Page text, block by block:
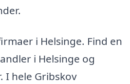
i Helsinge. Find en
i Helsinge og
I hele Gribskov